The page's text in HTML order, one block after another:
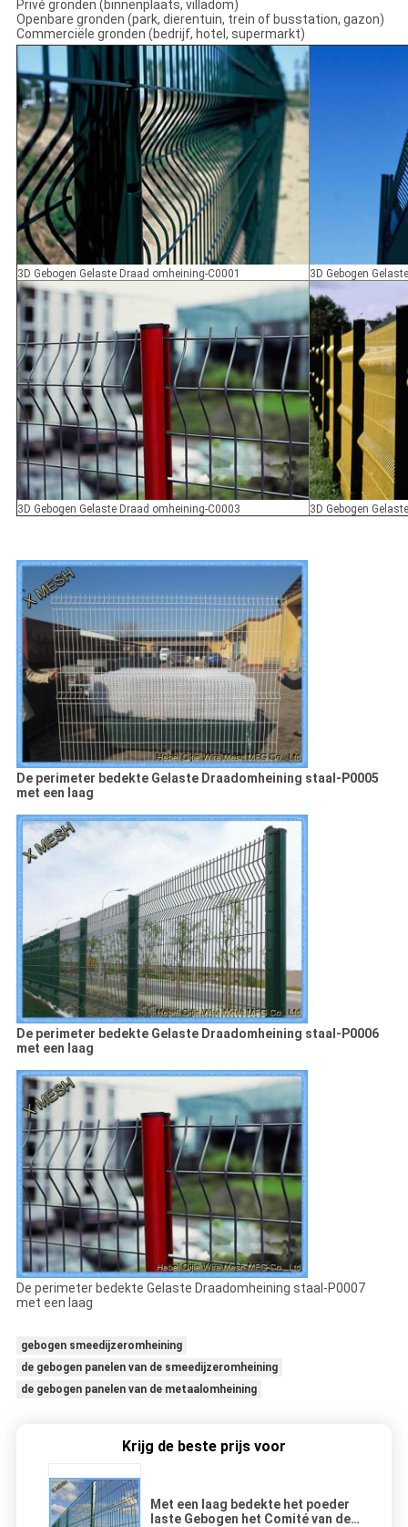
Privé gronden (binnenplaats, villadom)
Openbare gronden (park, dierentuin, trein of busstation, gazon)
Commerciële gronden (bedrijf, hotel, supermarkt)
3D Gebogen Gelaste Draad omheining-C0001 3D Gebogen
3D Gebogen Gelaste Draad omheining-C0003 3D Gebogen
De perimeter bedekte Gelaste Draadomheining staal-P0005
met een laag
De perimeter bedekte Gelaste Draadomheining staal-P0006
met een laag
De perimeter bedekte Gelaste Draadomheining staal-P0007
met een laag
gebogen smeedijzeromheining
de gebogen panelen van de smeedijzeromheining
de gebogen panelen van de metaalomheining
Krijg de beste prijs voor
Met een laag bedekte het poeder
laste Gebogen het Comité van de